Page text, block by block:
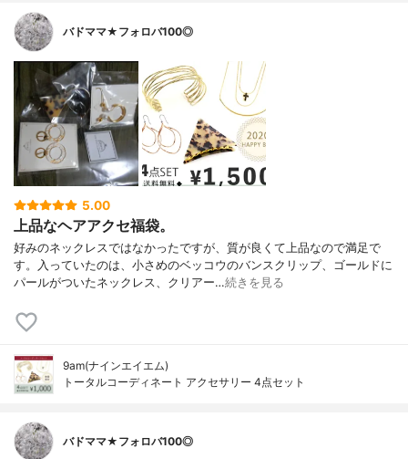
バドママ★フォロバ100◎
5.00
上品なヘアアクセ福袋。
好みのネックレスではなかったですが、質が良くて上品なので満足で
す。入っていたのは、小さめのベッコウのバンスクリップ、ゴールドに
パールがついたネックレス、クリアー…続きを見る
9am(ナインエイエム)
トータルコーディネート アクセサリー 4点セット
バドママ★フォロバ100◎